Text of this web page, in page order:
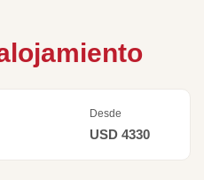
Desde
USD 4330